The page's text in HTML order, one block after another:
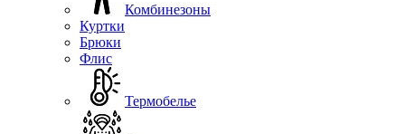
Комбинезоны
Куртки
Брюки
Флис
Термобелье